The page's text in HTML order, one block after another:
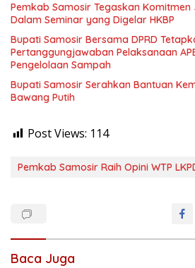
Pemkab Samosir Tegaskan
Dalam Seminar yang Digelar HKBP
Bupati Samosir Bersama DPRD
Pertanggungjawaban Pelaksanaan
Pengelolaan Sampah
Bupati Samosir Serahkan Bantuan
Bawang Putih
Post Views: 114
Pemkab Samosir Raih Opini WTP
Baca Juga